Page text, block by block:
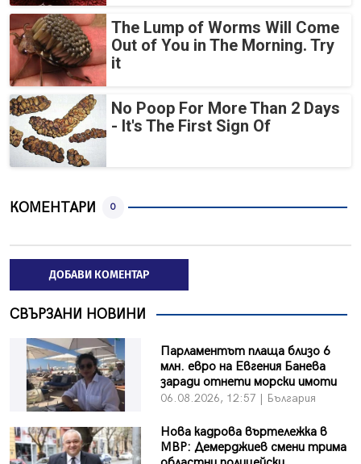
The Lump of Worms Will Come
Out of You in The Morning. Try
it
No Poop For More Than 2 Days
- It's The First Sign Of
КОМЕНТАРИ 0
ДОБАВИ КОМЕНТАР
СВЪРЗАНИ НОВИНИ
Парламентът плаща близо 6
млн. евро на Евгения Банева
заради отнети морски имоти
06.08.2026, 12:57 | България
Нова кадрова въртележка в
МВР: Демерджиев смени трима